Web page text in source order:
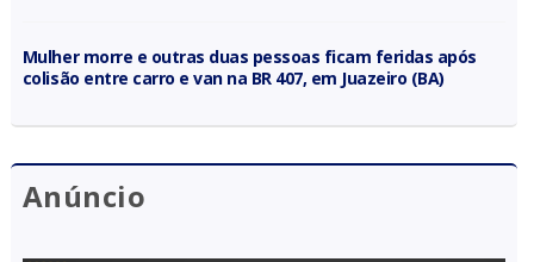
Mulher morre e outras duas pessoas ficam feridas após
colisão entre carro e van na BR 407, em Juazeiro (BA)
Anúncio